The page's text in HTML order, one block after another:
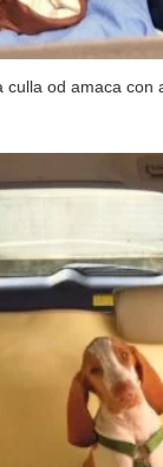
culla od amaca con